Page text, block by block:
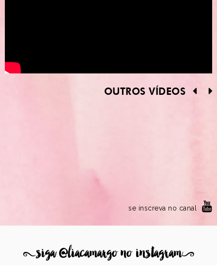
OUTROS VÍDEOS
se inscreva no canal
8siga @liacamargo no instagram9